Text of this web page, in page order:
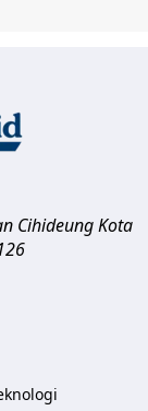
CihideungKota